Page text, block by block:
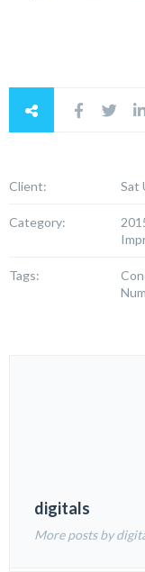
Client: Sat
Category:
Tags:
digitals
More posts by